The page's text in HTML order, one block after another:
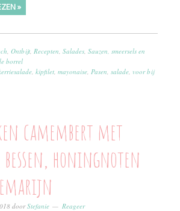
»
Ontbijt, Recepten Salades, Sauzen, smeersels en
borrel
, kipfilet, mayonaise, Pasen salade, voor bij
camembert met
bessen, honingnoten
doorStefanie Reageer